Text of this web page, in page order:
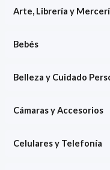
Arte, Librería y
Bebés
Belleza y Cuidado
Cámaras y Accesorios
Celulares y Telefonía